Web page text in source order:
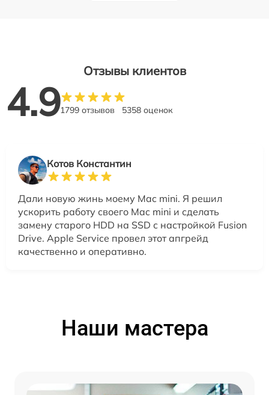
Отзывы клиентов
4.91799 отзывов 5358 оценок
Котов Константин
Дали новую жинь моему Mac mini. Я решил
ускорить работу своего Mac mini и сделать
замену старого HDD на SSD с настройкой Fusion
Drive. Apple Service провел этот апгрейд
качественно и оперативно.
Наши мастера